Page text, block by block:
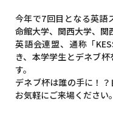
今年で7回目となる英語
命館大学、関西大学、関
英語会連盟、通称「
き、本学学生とデネブ
す。
デネブ杯は誰の手に！？
お気軽にご来場ください。